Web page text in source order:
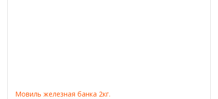
Мовиль железная банка 2кг.